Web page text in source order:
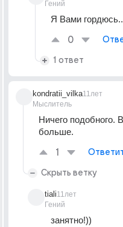
Гений
Я Вами
0
1 ответ
kondratii_vilka
Мыслитель
11лет
Ничего подобного.
больше.
1
Скрыть ветку
tiali
Гений
11лет
занятно!))